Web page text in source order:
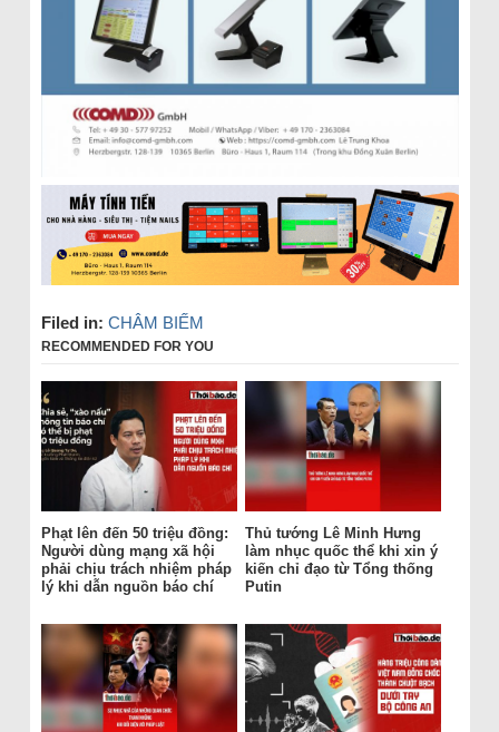
Filed in: CHÂM BIẾM
RECOMMENDED FOR YOU
Phạt lên đến 50 triệu đồng:
Người dùng mạng xã hội
phải chịu trách nhiệm pháp
lý khi dẫn nguồn báo chí
Thủ tướng Lê Minh Hưng
làm nhục quốc thể khi xin ý
kiến chỉ đạo từ Tổng thống
Putin